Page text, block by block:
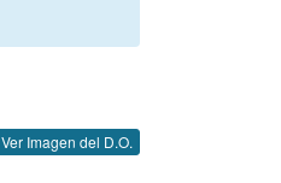
Ver Imagen del D.O.